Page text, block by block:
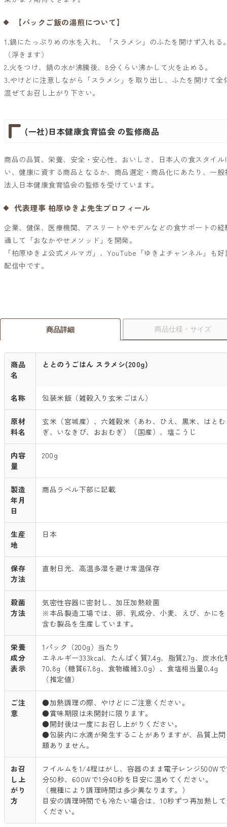
【パックご飯の湯煎について】
1.鍋にたっぷりめの水を入れ、「スラメシ」のふたを開けず入れる
（浮きます）
2.火をつけ、鍋の水が沸騰後、8分くらい沸かして火を止める。
3.やけどに注意しながら「スラメシ」を取り出し、ふたを開けて全
混ぜてお召し上がり下さい。
(一社)日本健康食育協会 の監修商品
商品の品質、栄養、安全・安心性、おいしさ、日本人の食スタイル
い、健康に資する商品となるか、商品選定・商品化にあたり、一般
法人日本健康食育協会の監修を受けています。
代表理事 柏原ゆきよ先生プロフィール
企業、健保、医療機関、アスリートやモデルなどの食サポートの経
通して「おなかやせメソッド」を開発。
「柏原ゆきよ公式メルマガ 」、YouTube「ゆきよチャンネル 」も好
配信中です。
商品詳細 商品仕様・サイズ
商品
名
ととのうごはん スラメシ(200g)
名称 包装米飯（雑穀入り玄米ごはん）
原材
料名
玄米（宮城産）、六雑穀米（あわ、ひえ、黒米、はとむ
ぎ、いなきび、おおむぎ）（国産）、塩こうじ
内容
量
200g
製造
年月
日
商品ラベル下部に記載
生産
地
日本
保存
方法
直射日光、高温多湿を避け常温保存
殺菌
方法
気密性容器に密封し、加圧加熱殺菌
※本品製造工場では、卵、乳成分、小麦、えび、かにを
含む製品を生産しています。
栄養
成分
表示
1パック（200g）当たり
エネルギー333kcal、たんぱく質7.4g、脂質2.7g、炭水化
70.8g（糖質67.8g、食物繊維3.0g）、食塩相当量0.4g
（推定値）
ご注
意
●加熱調理の際、やけどにご注意ください。
●賞味期限は未開封に限ります。
●開封後は一度にお召し上がりください。
●包装内に水滴が発生することがありますが、品質上問
題ありません。
お召
し上
がり
方
フイルムを1/4程はがし、容器のまま電子レンジ500Wで
分50秒、600Wで1分40秒を目安に温めてください。
（機種により調理時間は多少異なります。）
目安の調理時間でも冷たい場合は、10秒ずつ再加熱して
ください。